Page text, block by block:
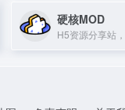
硬核MOD